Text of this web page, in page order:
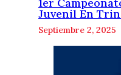
1er
Juvenil En
Septiembre 2, 2025